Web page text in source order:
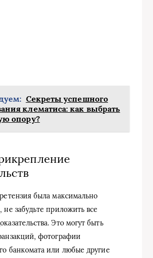
Секреты успешного
клематиса: как выбрать
опору?
была максимально
забудьте приложить все
Это могут быть
фотографии
банкомата или любые другие